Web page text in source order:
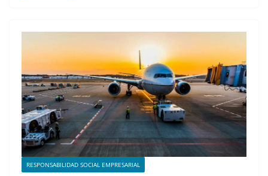
RESPONSABILIDAD SOCIAL EMPRESARIAL